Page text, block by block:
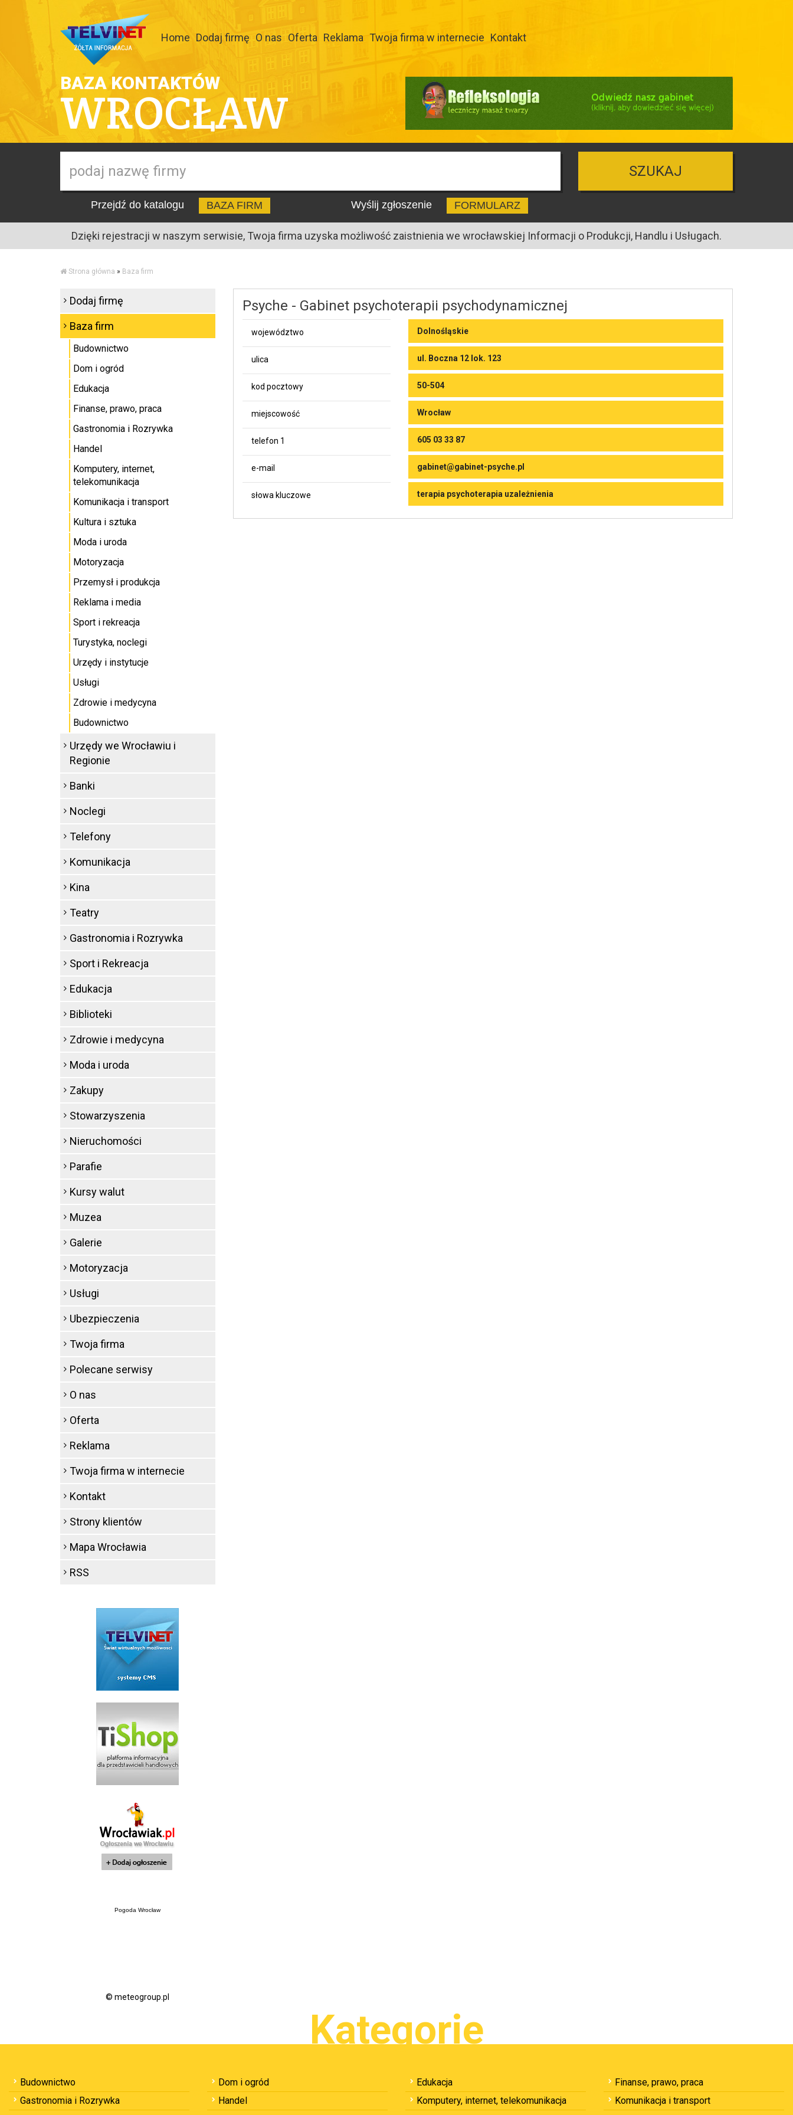
Home Dodaj firmę O nas Oferta Reklama Twoja firma w internecie Kontakt
BAZA KONTAKTÓW
WROCŁAW
SZUKAJ
Przejdź do katalogu BAZA FIRM Wyślij zgłoszenie FORMULARZ
Dzięki rejestracji w naszym serwisie, Twoja firma uzyska możliwość zaistnienia we wrocławskiej Informacji o Produkcji, Handlu i Usługach.
Strona główna » Baza firm
Psyche - Gabinet psychoterapii psychodynamicznej
województwo Dolnośląskie
ulica ul. Boczna 12 lok. 123
kod pocztowy 50-504
miejscowość Wrocław
telefon 1 605 03 33 87
e-mail gabinet@gabinet-psyche.pl
słowa kluczowe terapia psychoterapia uzależnienia
Dodaj firmę
Baza firm
Budownictwo
Dom i ogród
Edukacja
Finanse, prawo, praca
Gastronomia i Rozrywka
Handel
Komputery, internet,
telekomunikacja
Komunikacja i transport
Kultura i sztuka
Moda i uroda
Motoryzacja
Przemysł i produkcja
Reklama i media
Sport i rekreacja
Turystyka, noclegi
Urzędy i instytucje
Usługi
Zdrowie i medycyna
Budownictwo
Urzędy we Wrocławiu i
Regionie
Banki
Noclegi
Telefony
Komunikacja
Kina
Teatry
Gastronomia i Rozrywka
Sport i Rekreacja
Edukacja
Biblioteki
Zdrowie i medycyna
Moda i uroda
Zakupy
Stowarzyszenia
Nieruchomości
Parafie
Kursy walut
Muzea
Galerie
Motoryzacja
Usługi
Ubezpieczenia
Twoja firma
Polecane serwisy
O nas
Oferta
Reklama
Twoja firma w internecie
Kontakt
Strony klientów
Mapa Wrocławia
RSS
Pogoda Wrocław
© meteogroup.pl
Kategorie
Budownictwo Dom i ogród Edukacja
Finanse, prawo, praca
Gastronomia i Rozrywka
Handel Komputery, internet, telekomunikacja
Komunikacja i transport